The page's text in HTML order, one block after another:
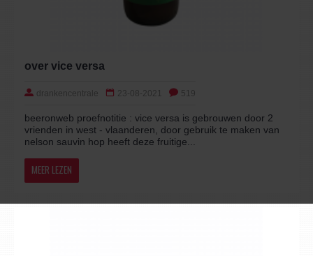
over vice versa
drankencentrale 23-08-2021 519
beeronweb proefnotitie : vice versa is gebrouwen door 2
vrienden in west - vlaanderen, door gebruik te maken van
nelson sauvin hop heeft deze fruitige...
MEER LEZEN